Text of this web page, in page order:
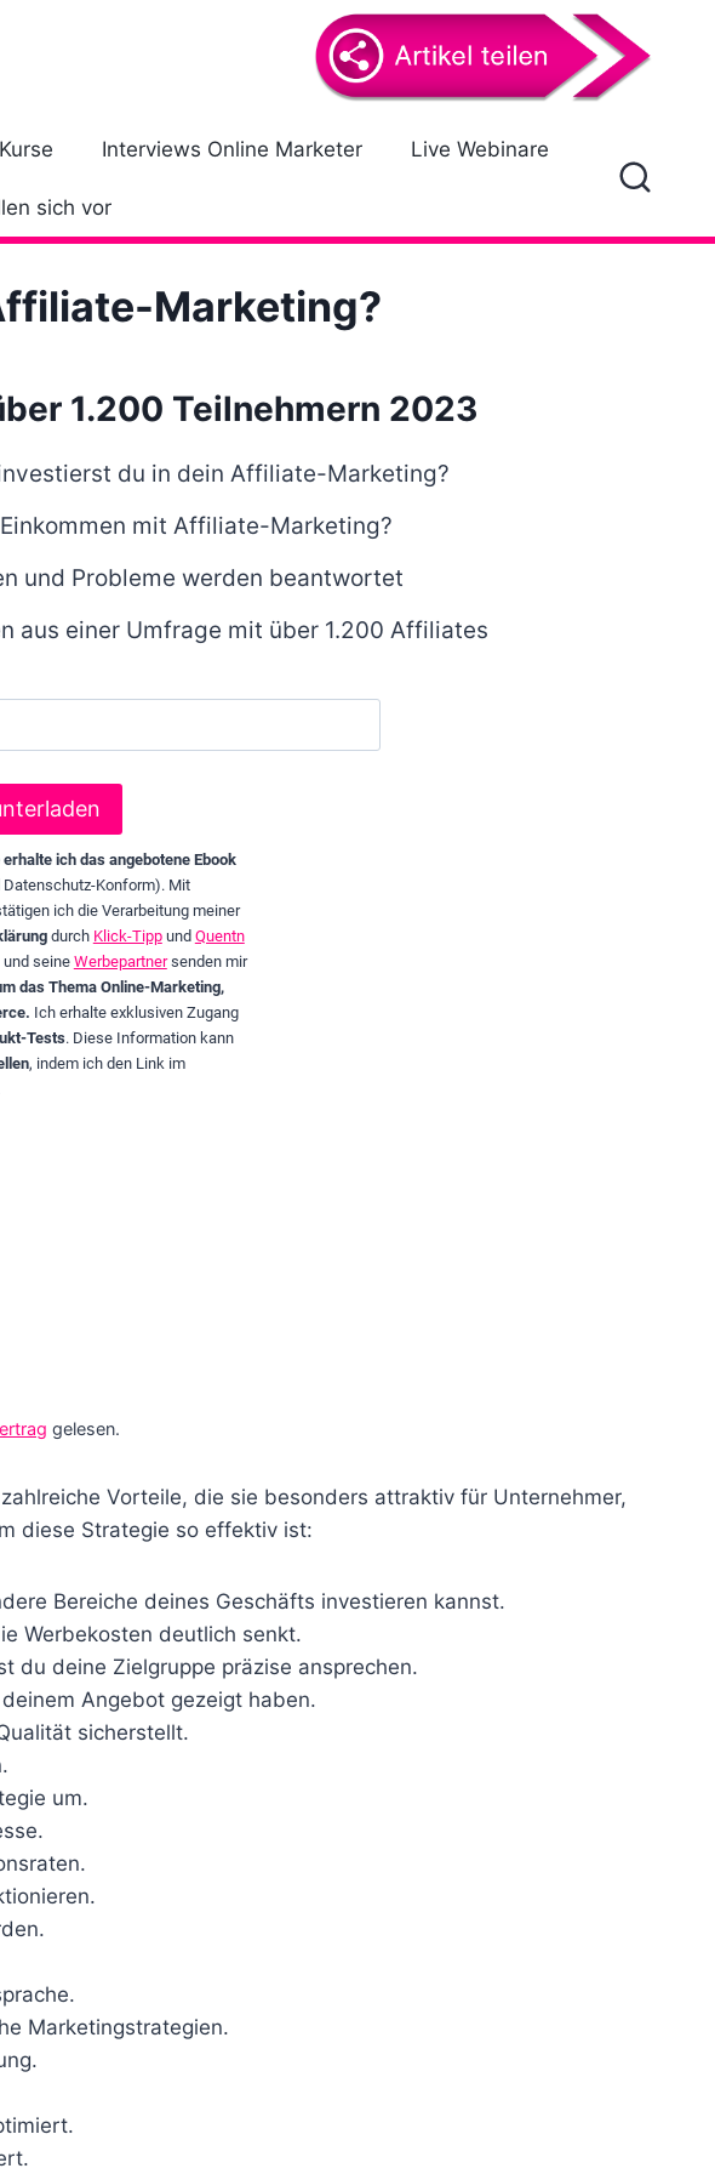
Interviews Online Marketer Live Webinare
sich vor
Marketing?
1.200 Teilnehmern 2023
du in dein Affiliate-Marketing?
mit Affiliate-Marketing?
und Probleme werden beantwortet
aus einer Umfrage mit über 1.200 Affiliates
ich das angebotene Ebook
Datenschutz-Konform). Mit
ich die Verarbeitung meiner
durch Klick-Tippund Quentn
und seineWerbepartnersenden mir
das Thema Online-Marketing,
Ich erhalte exklusiven Zugang
Tests. Diese Information kann
, indem ich den Link im
gelesen.
Vorteile, die sie besonders attraktiv für Unternehmer,
diese Strategie so effektiv ist:
Bereiche deines Geschäfts investieren kannst.
Werbekosten deutlich senkt.
du deine Zielgruppe präzise ansprechen.
Angebot gezeigt haben.
sicherstellt.
um.
Marketingstrategien.